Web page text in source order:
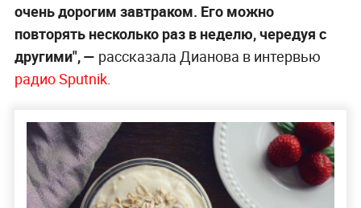
очень дорогим завтраком. Его можно
повторять несколько раз в неделю, чередуя с
другими", — рассказала Дианова в интервью
радио Sputnik.